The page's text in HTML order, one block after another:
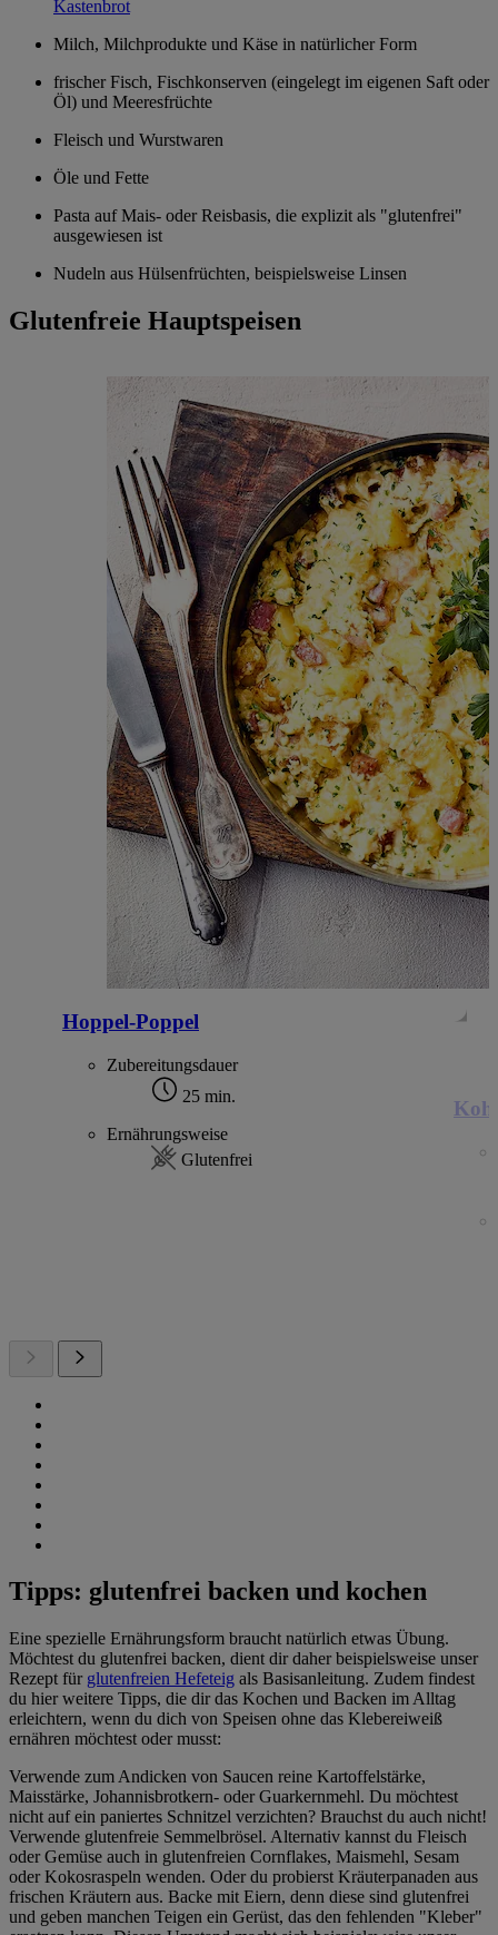
Kastenbrot
Milch, Milchprodukte und Käse in natürlicher Form
frischer Fisch, Fischkonserven (eingelegt im eigenen Saft oder
Öl) und Meeresfrüchte
Fleisch und Wurstwaren
Öle und Fette
Pasta auf Mais- oder Reisbasis, die explizit als "glutenfrei"
ausgewiesen ist
Nudeln aus Hülsenfrüchten, beispielsweise Linsen
Glutenfreie Hauptspeisen
Hoppel-Poppel
Zubereitungsdauer
25 min.
Ernährungsweise
Glutenfrei
Tipps: glutenfrei backen und kochen
Eine spezielle Ernährungsform braucht natürlich etwas Übung.
Möchtest du glutenfrei backen, dient dir daher beispielsweise unser
Rezept für glutenfreien Hefeteig als Basisanleitung. Zudem findest
du hier weitere Tipps, die dir das Kochen und Backen im Alltag
erleichtern, wenn du dich von Speisen ohne das Klebereiweiß
ernähren möchtest oder musst:
Verwende zum Andicken von Saucen reine Kartoffelstärke,
Maisstärke, Johannisbrotkern- oder Guarkernmehl. Du möchtest
nicht auf ein paniertes Schnitzel verzichten? Brauchst du auch nicht!
Verwende glutenfreie Semmelbrösel. Alternativ kannst du Fleisch
oder Gemüse auch in glutenfreien Cornflakes, Maismehl, Sesam
oder Kokosraspeln wenden. Oder du probierst Kräuterpanaden aus
frischen Kräutern aus. Backe mit Eiern, denn diese sind glutenfrei
und geben manchen Teigen ein Gerüst, das den fehlenden "Kleber"